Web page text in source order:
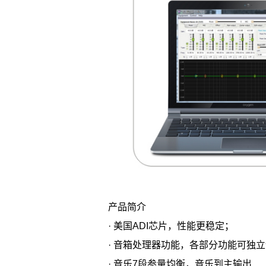
产品简介
· 美国ADI芯片，性能更稳定；
· 音箱处理器功能，各部分功能可独
· 音乐7段参量均衡，音乐到主输出